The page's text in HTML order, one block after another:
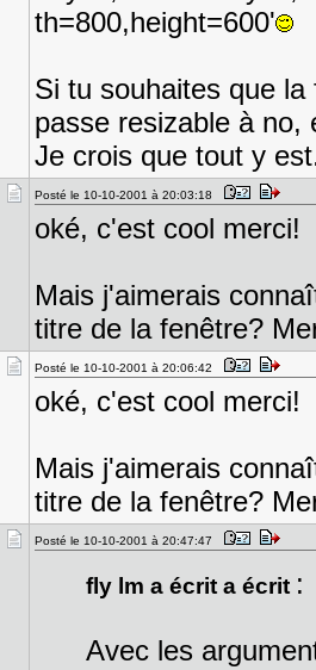
th=800,height=600'
Si tu souhaites que
passe resizable à no,
Je crois que tout y
Posté le 10-10-2001 à 20:03:18
oké, c'est cool merci!
Mais j'aimerais
titre de la fenêtre?
Posté le 10-10-2001 à 20:06:42
oké, c'est cool merci!
Mais j'aimerais
titre de la fenêtre?
Posté le 10-10-2001 à 20:47:47
fly lm a écrit a écrit :
Avec les